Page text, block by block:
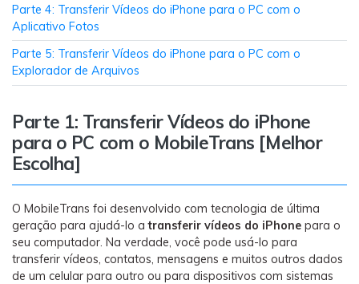
MobileTrans App
Transferir dados do telefone, dados do
WhatsApp e arquivos entre dispositivos.
O WeLastseen mantém seu WhatsApp conectado
e informado.
Parte 4: Transferir Vídeos do iPhone para o PC com o
Aplicativo Fotos
Parte 5: Transferir Vídeos do iPhone para o PC com o
Explorador de Arquivos
Parte 1: Transferir Vídeos do iPhone
para o PC com o MobileTrans [Melhor
Escolha]
O MobileTrans foi desenvolvido com tecnologia de última
geração para ajudá-lo atransferir vídeos do iPhone para o
seu computador. Na verdade, você pode usá-lo para
transferir vídeos, contatos, mensagens e muitos outros dados
de um celular para outro ou para dispositivos com sistemas